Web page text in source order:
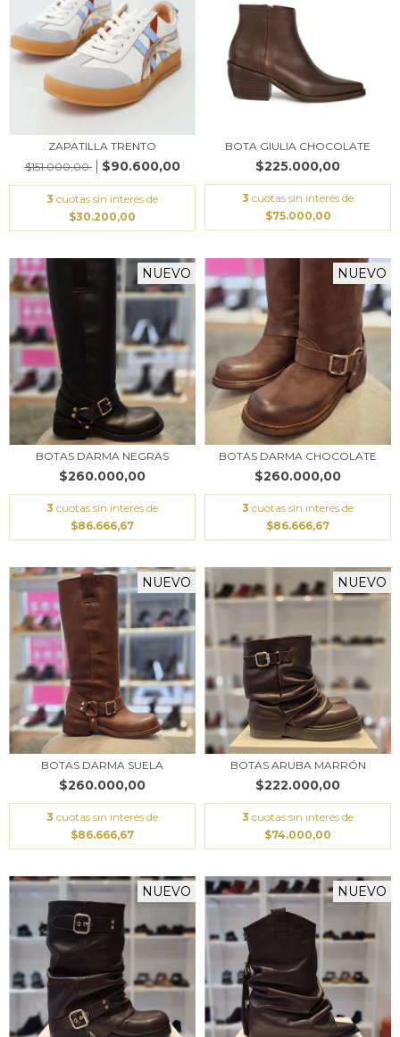
ZAPATILLA TRENTO
$151.000,00
$90.600,00
3 cuotas sin interés de
$30.200,00
BOTA GIULIA CHOCOLATE
$225.000,00
3 cuotas sin interés de
$75.000,00
NUEVO
BOTAS DARMA NEGRAS
$260.000,00
3 cuotas sin interés de
$86.666,67
NUEVO
BOTAS DARMA CHOCOLATE
$260.000,00
3 cuotas sin interés de
$86.666,67
NUEVO
BOTAS DARMA SUELA
$260.000,00
3 cuotas sin interés de
$86.666,67
NUEVO
BOTAS ARUBA MARRÓN
$222.000,00
3 cuotas sin interés de
$74.000,00
NUEVO NUEVO